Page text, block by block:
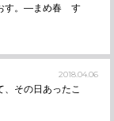
す。―まめ春 す
2018.04.06
、その日あったこ